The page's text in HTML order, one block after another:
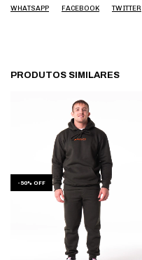
WHATSAPP FACEBOOK TWITTER
PRODUTOS SIMILARES
- 50% OFF